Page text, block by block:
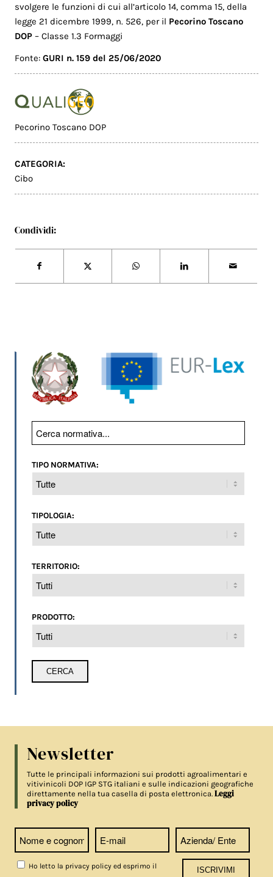
svolgere le funzioni di cui all’articolo 14, comma 15, della
legge 21 dicembre 1999, n. 526, per il Pecorino Toscano
DOP – Classe 1.3 Formaggi
Fonte:GURI n. 159 del 25/06/2020
Pecorino Toscano DOP
CATEGORIA:
Cibo
Condividi:
TIPO NORMATIVA:
TIPOLOGIA:
TERRITORIO:
PRODOTTO:
Newsletter
Tutte le principali informazioni sui prodotti agroalimentari e
vitivinicoli DOP IGP STG italiani e sulle indicazioni geografiche
direttamente nella tua casella di posta elettronica.Leggi
privacy policy
Ho letto la privacy policy ed esprimo il